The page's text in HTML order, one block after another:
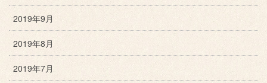
2019年9月
2019年8月
2019年7月